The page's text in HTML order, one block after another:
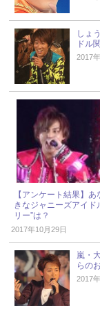
しょ
ドル
2017
【アンケート結果】
きなジャニーズアイド
リー”は？
2017年10月29日
嵐・
らの
2017